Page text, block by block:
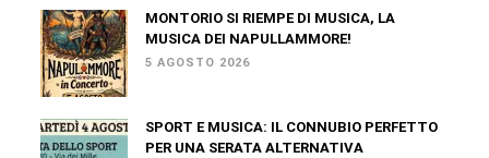
MONTORIO SI RIEMPE DI MUSICA, LA
MUSICA DEI NAPULLAMMORE!
5 AGOSTO 2026
SPORT E MUSICA: IL CONNUBIO PERFETTO
PER UNA SERATA ALTERNATIVA